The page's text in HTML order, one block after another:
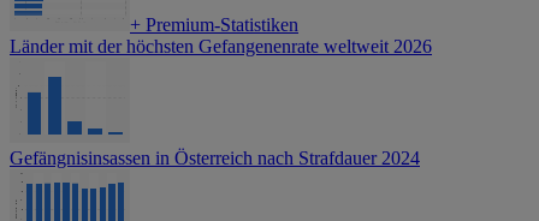
+ Premium-Statistiken
Länder mit der höchsten Gefangenenrate weltweit 2026
Gefängnisinsassen in Österreich nach Strafdauer 2024